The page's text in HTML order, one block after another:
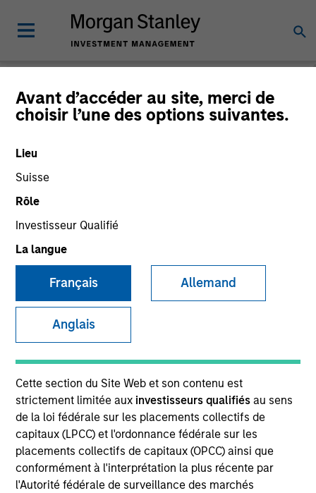
Avant d’accéder au site, merci de
choisir l’une des options suivantes.
Lieu
Suisse
Rôle
Investisseur Qualifié
La langue
Français Allemand
Anglais
Cette section du Site Web et son contenu est
strictement limitée aux investisseurs qualifiésau sens
de la loi fédérale sur les placements collectifs de
capitaux (LPCC) et l'ordonnance fédérale sur les
placements collectifs de capitaux (OPCC) ainsi que
conformément à l'interprétation la plus récente par
l'Autorité fédérale de surveillance des marchés
Morgan Stanley
Investment Funds
Ce document est une communication promotionnelle.
Les performances passées ne sont pas un indicateur fiable
des résultats futurs. Les rendements peuvent augmenter
ou diminuer en raison des fluctuations de change. Tous les
comparaison de la VL, sont exprimés nets de frais et ne
prennent pas en compte les commissions et coûts relatifs
à l’émission et au rachat de parts. La source de toutes les
données relatives aux performances et aux indices est
Morgan Stanley Investment Management.
Cliquez sur le nom du fonds pour connaître ses
performances sur l'année calendaire.